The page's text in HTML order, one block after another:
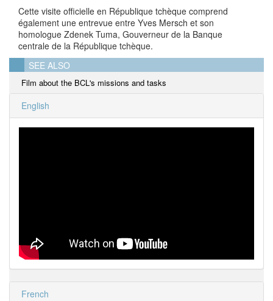
Cette visite officielle en République tchèque comprend
également une entrevue entre Yves Mersch et son
homologue Zdenek Tuma, Gouverneur de la Banque
centrale de la République tchèque.
SEE ALSO
Film about the BCL's missions and tasks
English
French